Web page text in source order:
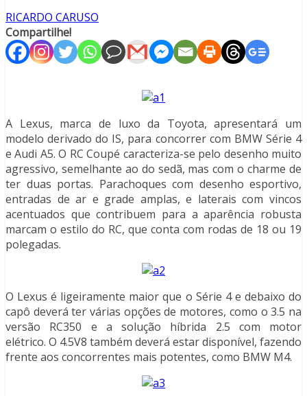
RICARDO CARUSO
Compartilhe!
A Lexus, marca de luxo da Toyota, apresentará um
modelo derivado do IS, para concorrer com BMW Série 4
e Audi A5. O RC Coupé caracteriza-se pelo desenho muito
agressivo, semelhante ao do sedã, mas com o charme de
ter duas portas. Parachoques com desenho esportivo,
entradas de ar e grade amplas, e laterais com vincos
acentuados que contribuem para a aparência robusta
marcam o estilo do RC, que conta com rodas de 18 ou 19
polegadas.
O Lexus é ligeiramente maior que o Série 4 e debaixo do
capô deverá ter várias opções de motores, como o 3.5 na
versão RC350 e a solução híbrida 2.5 com motor
elétrico. O 4.5V8 também deverá estar disponível, fazendo
frente aos concorrentes mais potentes, como BMW M4.